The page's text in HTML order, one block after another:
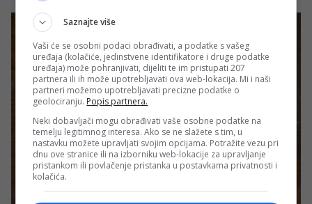
Saznajte više
Vaši će se osobni podaci obrađivati, a podatke s vašeg
uređaja (kolačiće, jedinstvene identifikatore i druge podatke
uređaja) može pohranjivati, dijeliti te im pristupati 207
partnera ili ih može upotrebljavati ova web-lokacija. Mi i naši
partneri možemo upotrebljavati precizne podatke o
geolociranju. Popis partnera.
Neki dobavljači mogu obrađivati vaše osobne podatke na
temelju legitimnog interesa. Ako se ne slažete s tim, u
nastavku možete upravljati svojim opcijama. Potražite vezu pri
dnu ove stranice ili na izborniku web-lokacije za upravljanje
pristankom ili povlačenje pristanka u postavkama privatnosti i
kolačića.